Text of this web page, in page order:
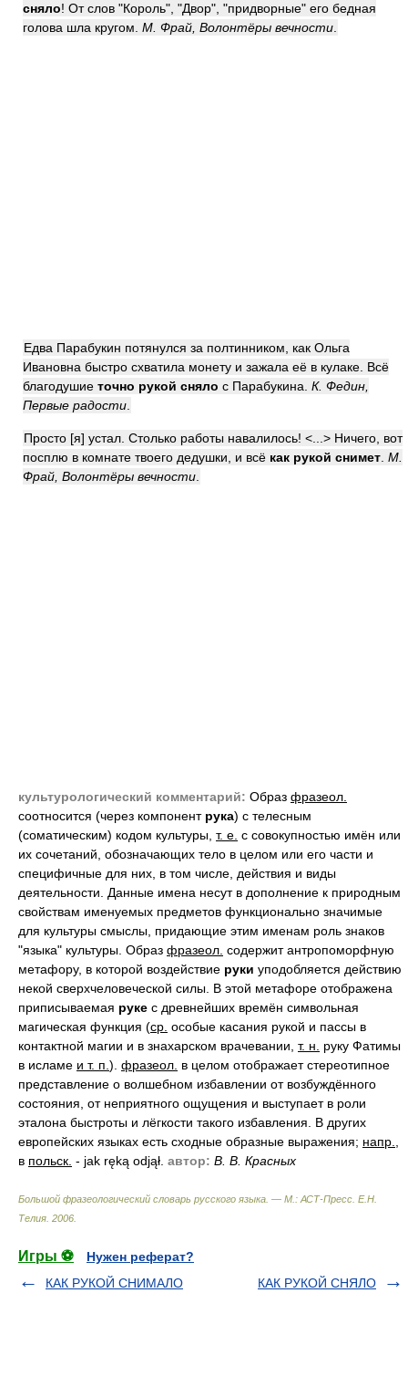
сняло! От слов "Король", "Двор", "придворные" его бедная
голова шла кругом. М. Фрай, Волонтёры вечности
Едва Парабукин потянулся за полтинником, как Ольга
Ивановна быстро схватила монету и зажала её в кулаке. Всё
благодушие точно рукой сняло с Парабукина. К. Федин,
Первые радости
Просто [я] устал. Столько работы навалилось! <...> Ничего, вот
посплю в комнате твоего дедушки, и всё как рукой снимет М.
Фрай, Волонтёры вечности
культурологический комментарий: Образ фразеол.
соотносится (через компонент рука) с телесным
(соматическим) кодом культуры, т. е. с совокупностью имён или
их сочетаний, обозначающих тело в целом или его части и
специфичные для них, в том числе, действия и виды
деятельности. Данные имена несут в дополнение к природным
свойствам именуемых предметов функционально значимые
для культуры смыслы, придающие этим именам роль знаков
"языка" культуры. Образ фразеол. содержит антропоморфную
метафору, в которой воздействие руки уподобляется действию
некой сверхчеловеческой силы. В этой метафоре отображена
приписываемая руке с древнейших времён символьная
магическая функция (ср. особые касания рукой и пассы в
контактной магии и в знахарском врачевании, т. н.
руку Фатимы
в исламе и т. п. ). фразеол. в целом отображает стереотипное
представление о волшебном избавлении от возбуждённого
состояния, от неприятного ощущения и выступает в роли
эталона быстроты и лёгкости такого избавления. В других
европейских языках есть сходные образные выражения; напр.
в польск. - jak ręką odjął. автор: В. В. Красных
Большой фразеологический словарь русского языка. — М.: АСТ-Пресс Е.Н.
Телия 2006
Игры ⚽
Нужен реферат?
КАК РУКОЙ СНИМАЛО
КАК РУКОЙ СНЯЛО